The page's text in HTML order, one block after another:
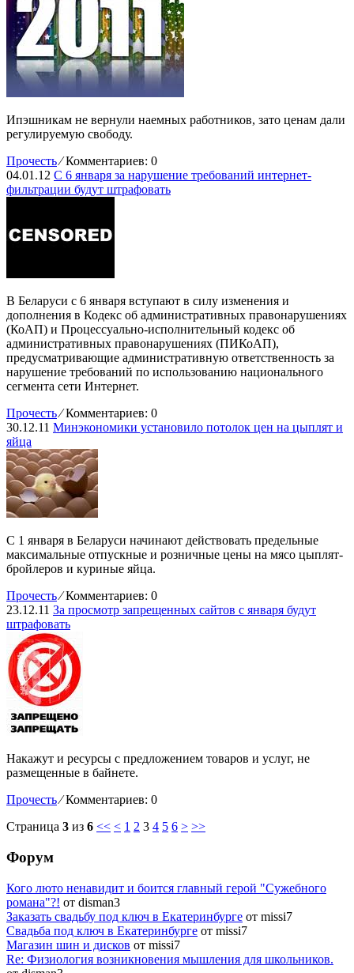
Ипэшникам не вернули наемных работников, зато ценам дали
регулируемую свободу.
Прочесть ⁄Комментариев: 0
04.01.12 С 6 января за нарушение требований интернет-
фильтрации будут штрафовать
В Беларуси с 6 января вступают в силу изменения и
дополнения в Кодекс об административных правонарушениях
(КоАП) и Процессуально-исполнительный кодекс об
административных правонарушениях (ПИКоАП),
предусматривающие административную ответственность за
нарушение требований по использованию национального
сегмента сети Интернет.
Прочесть ⁄Комментариев: 0
30.12.11 Минэкономики установило потолок цен на цыплят и
яйца
С 1 января в Беларуси начинают действовать предельные
максимальные отпускные и розничные цены на мясо цыплят-
бройлеров и куриные яйца.
Прочесть ⁄Комментариев: 0
23.12.11 За просмотр запрещенных сайтов с января будут
штрафовать
Накажут и ресурсы с предложением товаров и услуг, не
размещенные в байнете.
Прочесть ⁄Комментариев: 0
Страница 3 из 6 << < 1 2 3 4 5 6 > >>
Форум
Кого люто ненавидит и боится главный герой "Сужебного
романа"?! от disman3
Заказать свадьбу под ключ в Екатеринбурге от missi7
Cвадьба под ключ в Екатеринбурге от missi7
Магазин шин и дисков от missi7
Re: Физиология возникновения мышления для школьников.